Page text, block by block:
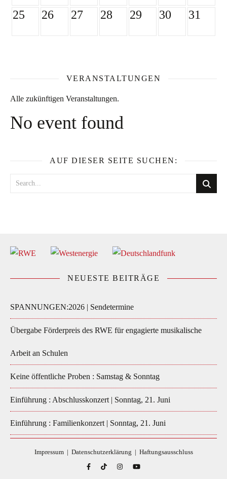
25 26 27 28 29 30 31
VERANSTALTUNGEN
Alle zukünftigen Veranstaltungen.
No event found
AUF DIESER SEITE SUCHEN:
NEUESTE BEITRÄGE
SPANNUNGEN:2026 | Sendetermine
Übergabe Förderpreis des RWE für engagierte musikalische
Arbeit an Schulen
Keine öffentliche Proben : Samstag & Sonntag
Einführung : Abschlusskonzert | Sonntag, 21. Juni
Einführung : Familienkonzert | Sonntag, 21. Juni
Impressum| Datenschutzerklärung | Haftungsausschluss